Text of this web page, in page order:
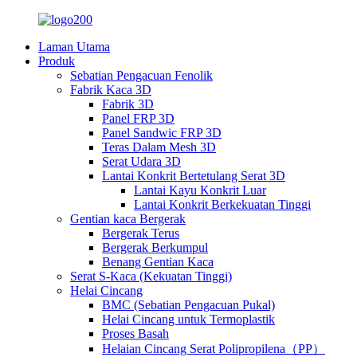
Laman Utama
Produk
Sebatian Pengacuan Fenolik
Fabrik Kaca 3D
Fabrik 3D
Panel FRP 3D
Panel Sandwic FRP 3D
Teras Dalam Mesh 3D
Serat Udara 3D
Lantai Konkrit Bertetulang Serat 3D
Lantai Kayu Konkrit Luar
Lantai Konkrit Berkekuatan Tinggi
Gentian kaca Bergerak
Bergerak Terus
Bergerak Berkumpul
Benang Gentian Kaca
Serat S-Kaca (Kekuatan Tinggi)
Helai Cincang
BMC (Sebatian Pengacuan Pukal)
Helai Cincang untuk Termoplastik
Proses Basah
Helaian Cincang Serat Polipropilena（PP）